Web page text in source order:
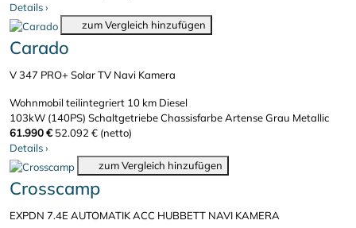
Details›
zum Vergleich hinzufügen
Carado
V 347 PRO+ Solar TV Navi Kamera
Wohnmobil teilintegriert 10 km Diesel
103kW (140PS) SchaltgetriebeChassisfarbe Artense Grau Metallic
61.990 € 52.092 € (netto)
Details›
zum Vergleich hinzufügen
Crosscamp
EXPDN 7.4E AUTOMATIK ACC HUBBETT NAVI KAMERA